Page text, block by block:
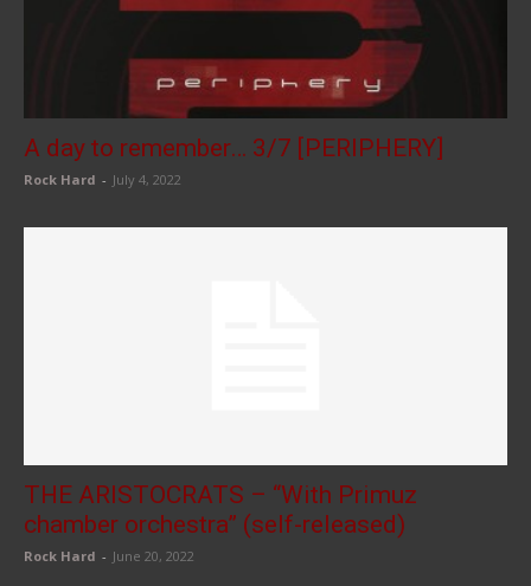
A day to remember… 3/7 [PERIPHERY]
Rock Hard - July 4, 2022
THE ARISTOCRATS – “With Primuz
chamber orchestra” (self-released)
Rock Hard - June 20, 2022